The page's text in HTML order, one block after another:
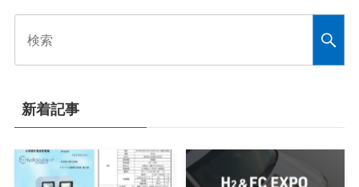
新着記事